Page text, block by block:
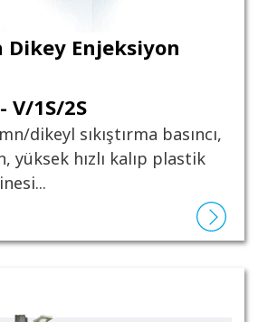
Dikey Enjeksiyon
V/1S/2S
dikeyl sıkıştırma basıncı,
yüksek hızlı kalıp plastik